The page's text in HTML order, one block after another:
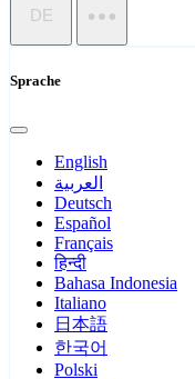
DE
Sprache
English
العربية
Deutsch
Español
Français
हिन्दी
Bahasa Indonesia
Italiano
日本語
한국어
Polski